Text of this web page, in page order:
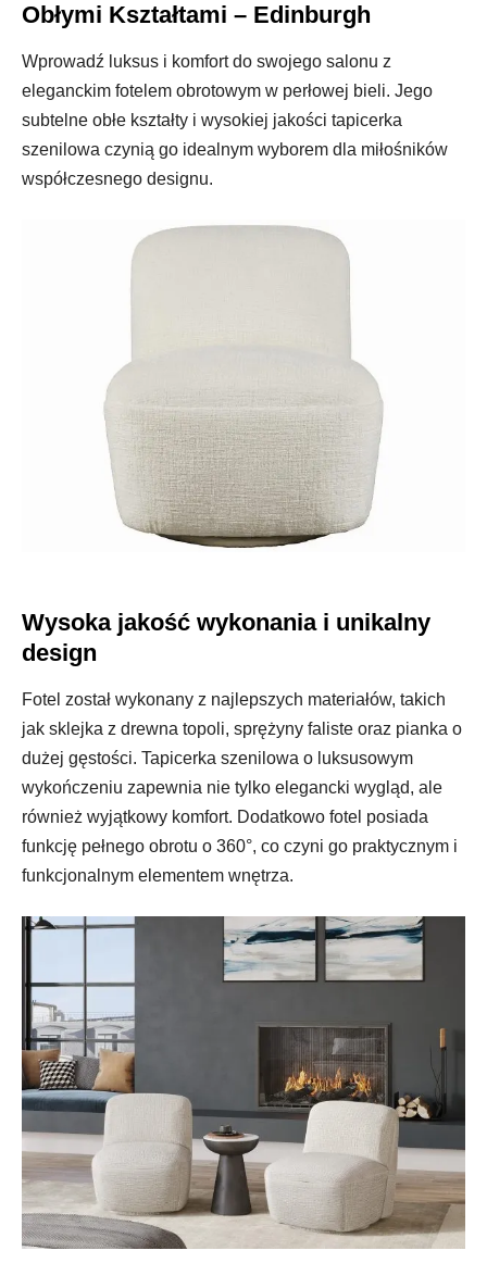
Obłymi Kształtami – Edinburgh
Wprowadź luksus i komfort do swojego salonu z
eleganckim fotelem obrotowym w perłowej bieli. Jego
subtelne obłe kształty i wysokiej jakości tapicerka
szenilowa czynią go idealnym wyborem dla miłośników
współczesnego designu.
Wysoka jakość wykonania i unikalny
design
Fotel został wykonany z najlepszych materiałów, takich
jak sklejka z drewna topoli, sprężyny faliste oraz pianka o
dużej gęstości. Tapicerka szenilowa o luksusowym
wykończeniu zapewnia nie tylko elegancki wygląd, ale
również wyjątkowy komfort. Dodatkowo fotel posiada
funkcję pełnego obrotu o 360°, co czyni go praktycznym i
funkcjonalnym elementem wnętrza.